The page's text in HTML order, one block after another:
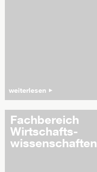
weiterlesen
Fachbereich
Wirtschafts-
wissenschaften